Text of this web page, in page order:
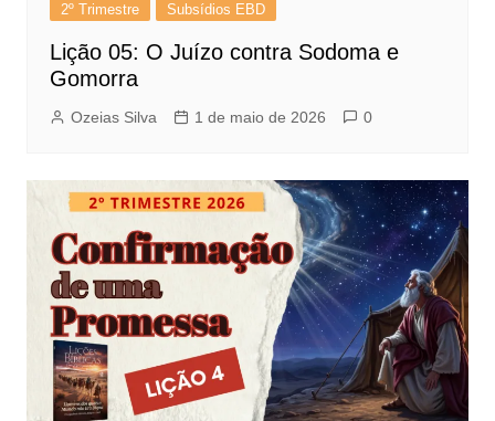
2º Trimestre Subsídios EBD
Lição 05: O Juízo contra Sodoma e
Gomorra
Ozeias Silva 1 de maio de 2026 0